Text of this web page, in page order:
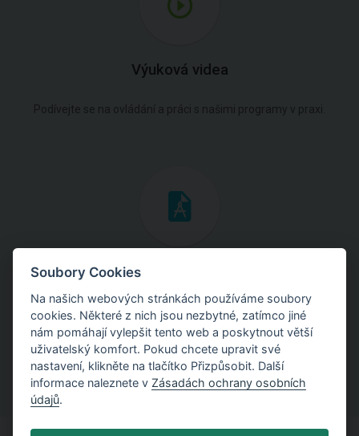
Výuková videa
Podívejte se na ovládání a práci s našimi programy v praxi.
Inženýrské manuály
Stáhněte si manuály s teoretickými i praktickými ukázkami
použití programů.
Soubory Cookies
Na našich webových stránkách používáme soubory
cookies. Některé z nich jsou nezbytné, zatímco jiné
nám pomáhají vylepšit tento web a poskytnout větší
uživatelský komfort. Pokud chcete upravit své
nastavení, klikněte na tlačítko Přizpůsobit. Další
informace naleznete v Zásadách ochrany osobních
údajů.